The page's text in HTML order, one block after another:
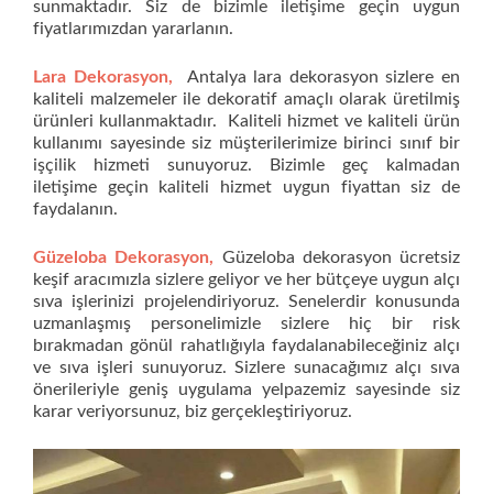
sunmaktadır. Siz de bizimle iletişime geçin uygun
fiyatlarımızdan yararlanın.
Lara Dekorasyon,
Antalya lara dekorasyon sizlere en
kaliteli malzemeler ile dekoratif amaçlı olarak üretilmiş
ürünleri kullanmaktadır. Kaliteli hizmet ve kaliteli ürün
kullanımı sayesinde siz müşterilerimize birinci sınıf bir
işçilik hizmeti sunuyoruz. Bizimle geç kalmadan
iletişime geçin kaliteli hizmet uygun fiyattan siz de
faydalanın.
Güzeloba Dekorasyon, Güzeloba dekorasyon ücretsiz
keşif aracımızla sizlere geliyor ve her bütçeye uygun alçı
sıva işlerinizi projelendiriyoruz. Senelerdir konusunda
uzmanlaşmış personelimizle sizlere hiç bir risk
bırakmadan gönül rahatlığıyla faydalanabileceğiniz alçı
ve sıva işleri sunuyoruz. Sizlere sunacağımız alçı sıva
önerileriyle geniş uygulama yelpazemiz sayesinde siz
karar veriyorsunuz, biz gerçekleştiriyoruz.